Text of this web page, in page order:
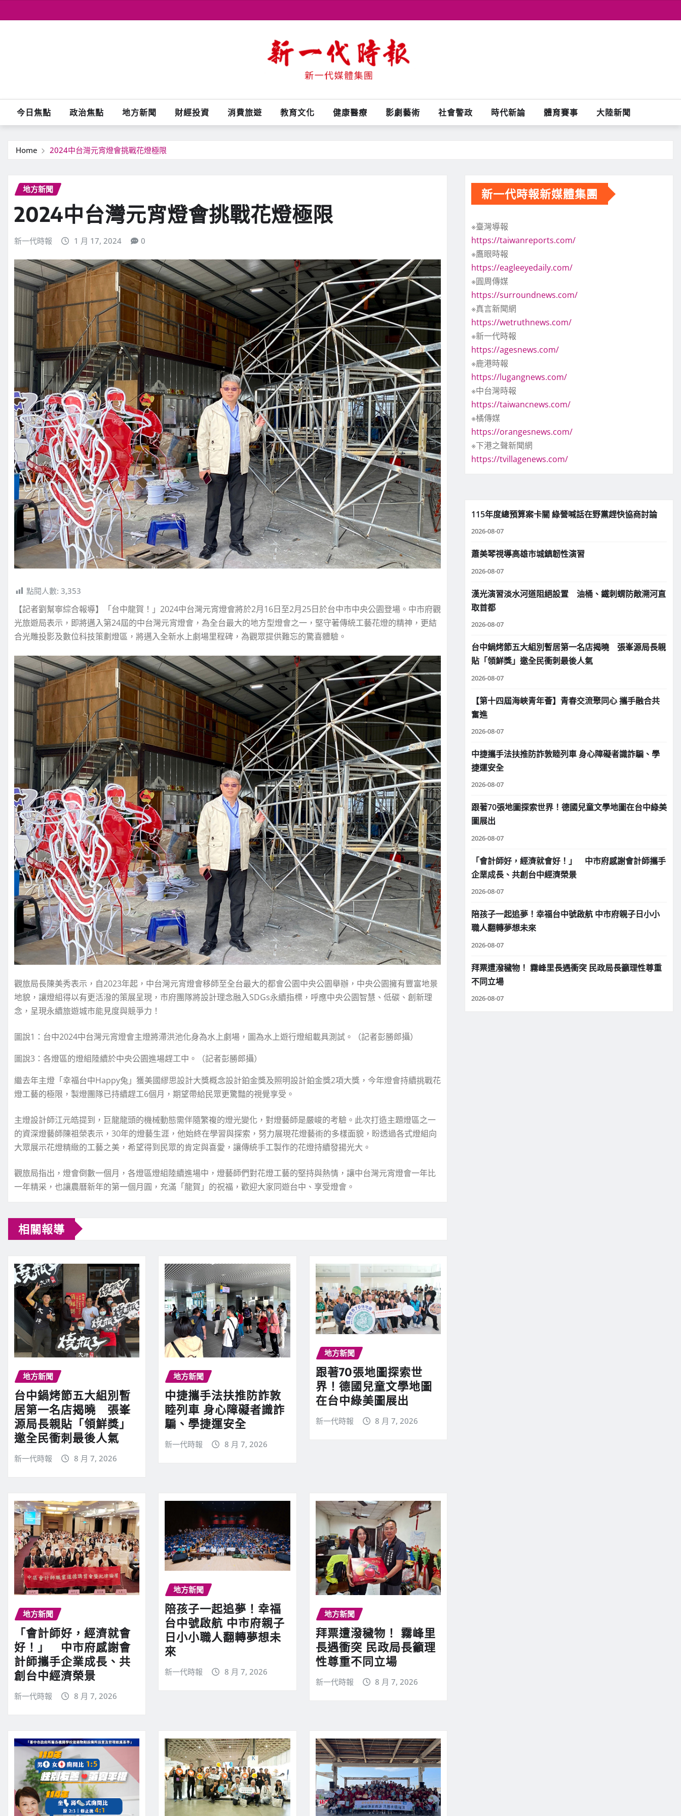
to
今日焦點 政治焦點 地方新聞 財經投資 消費旅遊 教育文化 健康醫療 影劇藝術 社會警政 時代新論 體育賽事 大陸新聞
Home 2024中台灣元宵燈會挑戰花燈極限
地方新聞
2024中台灣元宵燈會挑戰花燈極限
新一代時報 1 月 17, 2024 0
點閱人數: 3,353
【記者劉幫寧綜合報導】「台中龍賀！」2024中台灣元宵燈會將於2月16日至2月25日於台中市中央公園登場。中市府觀
光旅遊局表示，即將邁入第24屆的中台灣元宵燈會，為全台最大的地方型燈會之一，堅守著傳統工藝花燈的精神，更結
合光雕投影及數位科技策劃燈區，將邁入全新水上劇場里程碑，為觀眾提供難忘的驚喜體驗。
觀旅局長陳美秀表示，自2023年起，中台灣元宵燈會移師至全台最大的都會公園中央公園舉辦，中央公園擁有豐富地景
地貌，讓燈組得以有更活潑的策展呈現，市府團隊將設計理念融入SDGs永續指標，呼應中央公園智慧、低碳、創新理
念，呈現永續旅遊城市能見度與競爭力！
圖說1：台中2024中台灣元宵燈會主燈將滯洪池化身為水上劇場，圖為水上遊行燈組載具測試。（記者彭勝郎攝）
圖說3：各燈區的燈組陸續於中央公園進場趕工中。（記者彭勝郎攝）
繼去年主燈「幸福台中Happy兔」獲美國繆思設計大獎概念設計鉑金獎及照明設計鉑金獎2項大獎，今年燈會持續挑戰花
燈工藝的極限，製燈團隊已持續趕工6個月，期望帶給民眾更驚豔的視覺享受。
主燈設計師江元皓提到，巨龍龍頭的機械動態需伴隨繁複的燈光變化，對燈藝師是嚴峻的考驗。此次打造主題燈區之一
的資深燈藝師陳祖榮表示，30年的燈藝生涯，他始終在學習與探索，努力展現花燈藝術的多樣面貌，盼透過各式燈組向
大眾展示花燈精緻的工藝之美，希望得到民眾的肯定與喜愛，讓傳統手工製作的花燈持續發揚光大。
觀旅局指出，燈會倒數一個月，各燈區燈組陸續進場中，燈藝師們對花燈工藝的堅持與熱情，讓中台灣元宵燈會一年比
一年精采，也讓農曆新年的第一個月圓，充滿「龍賀」的祝福，歡迎大家同遊台中、享受燈會。
相關報導
地方新聞
台中鍋烤節五大組別暫
居第一名店揭曉 張峯
源局長親貼「領鮮獎」
邀全民衝刺最後人氣
新一代時報 8 月 7, 2026
地方新聞
中捷攜手法扶推防詐敦
睦列車 身心障礙者識詐
騙、學捷運安全
新一代時報 8 月 7, 2026
地方新聞
跟著70張地圖探索世
界！德國兒童文學地圖
在台中綠美圖展出
新一代時報 8 月 7, 2026
地方新聞
「會計師好，經濟就會
好！」 中市府感謝會
計師攜手企業成長、共
創台中經濟榮景
新一代時報 8 月 7, 2026
地方新聞
陪孩子一起追夢！幸福
台中號啟航 中市府親子
日小小職人翻轉夢想未
來
新一代時報 8 月 7, 2026
地方新聞
拜票遭潑穢物！ 霧峰里
長遇衝突 民政局長籲理
性尊重不同立場
新一代時報 8 月 7, 2026
新一代時報新媒體集團
※臺灣導報
https://taiwanreports.com/
※鷹眼時報
https://eagleeyedaily.com/
※圓周傳媒
https://surroundnews.com/
※真言新聞網
https://wetruthnews.com/
※新一代時報
https://agesnews.com/
※鹿港時報
https://lugangnews.com/
※中台灣時報
https://taiwancnews.com/
※橘傳媒
https://orangesnews.com/
※下港之聲新聞網
https://tvillagenews.com/
115年度總預算案卡關 綠營喊話在野黨趕快協商討論
2026-08-07
蕭美琴視導高雄市城鎮韌性演習
2026-08-07
漢光演習淡水河道阻絕設置 油桶、鐵刺蝟防敵溯河直
取首都
2026-08-07
台中鍋烤節五大組別暫居第一名店揭曉 張峯源局長親
貼「領鮮獎」邀全民衝刺最後人氣
2026-08-07
【第十四屆海峽青年薈】青春交流聚同心 攜手融合共
奮進
2026-08-07
中捷攜手法扶推防詐敦睦列車 身心障礙者識詐騙、學
捷運安全
2026-08-07
跟著70張地圖探索世界！德國兒童文學地圖在台中綠美
圖展出
2026-08-07
「會計師好，經濟就會好！」 中市府感謝會計師攜手
企業成長、共創台中經濟榮景
2026-08-07
陪孩子一起追夢！幸福台中號啟航 中市府親子日小小
職人翻轉夢想未來
2026-08-07
拜票遭潑穢物！ 霧峰里長遇衝突 民政局長籲理性尊重
不同立場
2026-08-07